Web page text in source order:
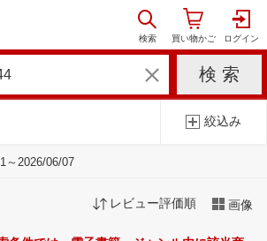
絞込み
～2026/06/07
レビュー評価順 画像